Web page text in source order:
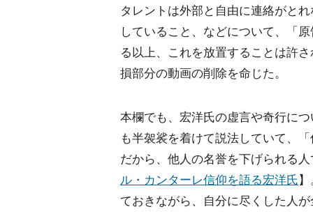
タレントは外部と自由に連絡がと
していること、などについて、「
る以上、これを放置することは許
損部分の動画の削除を命じた。
本欄でも、宏洋氏の虚言や奇行に
も半袈裟を着けて説法していて、
だから、他人の名誉を下げられる
ル・カンターレ信仰を語る宏洋氏
ておきながら、自分に尽くした人